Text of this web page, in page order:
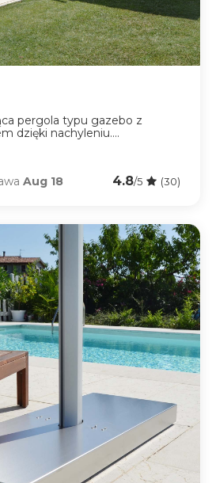
pergola typu gazebo z
dzięki nachyleniu....
Aug 18 4.8/5 (30)